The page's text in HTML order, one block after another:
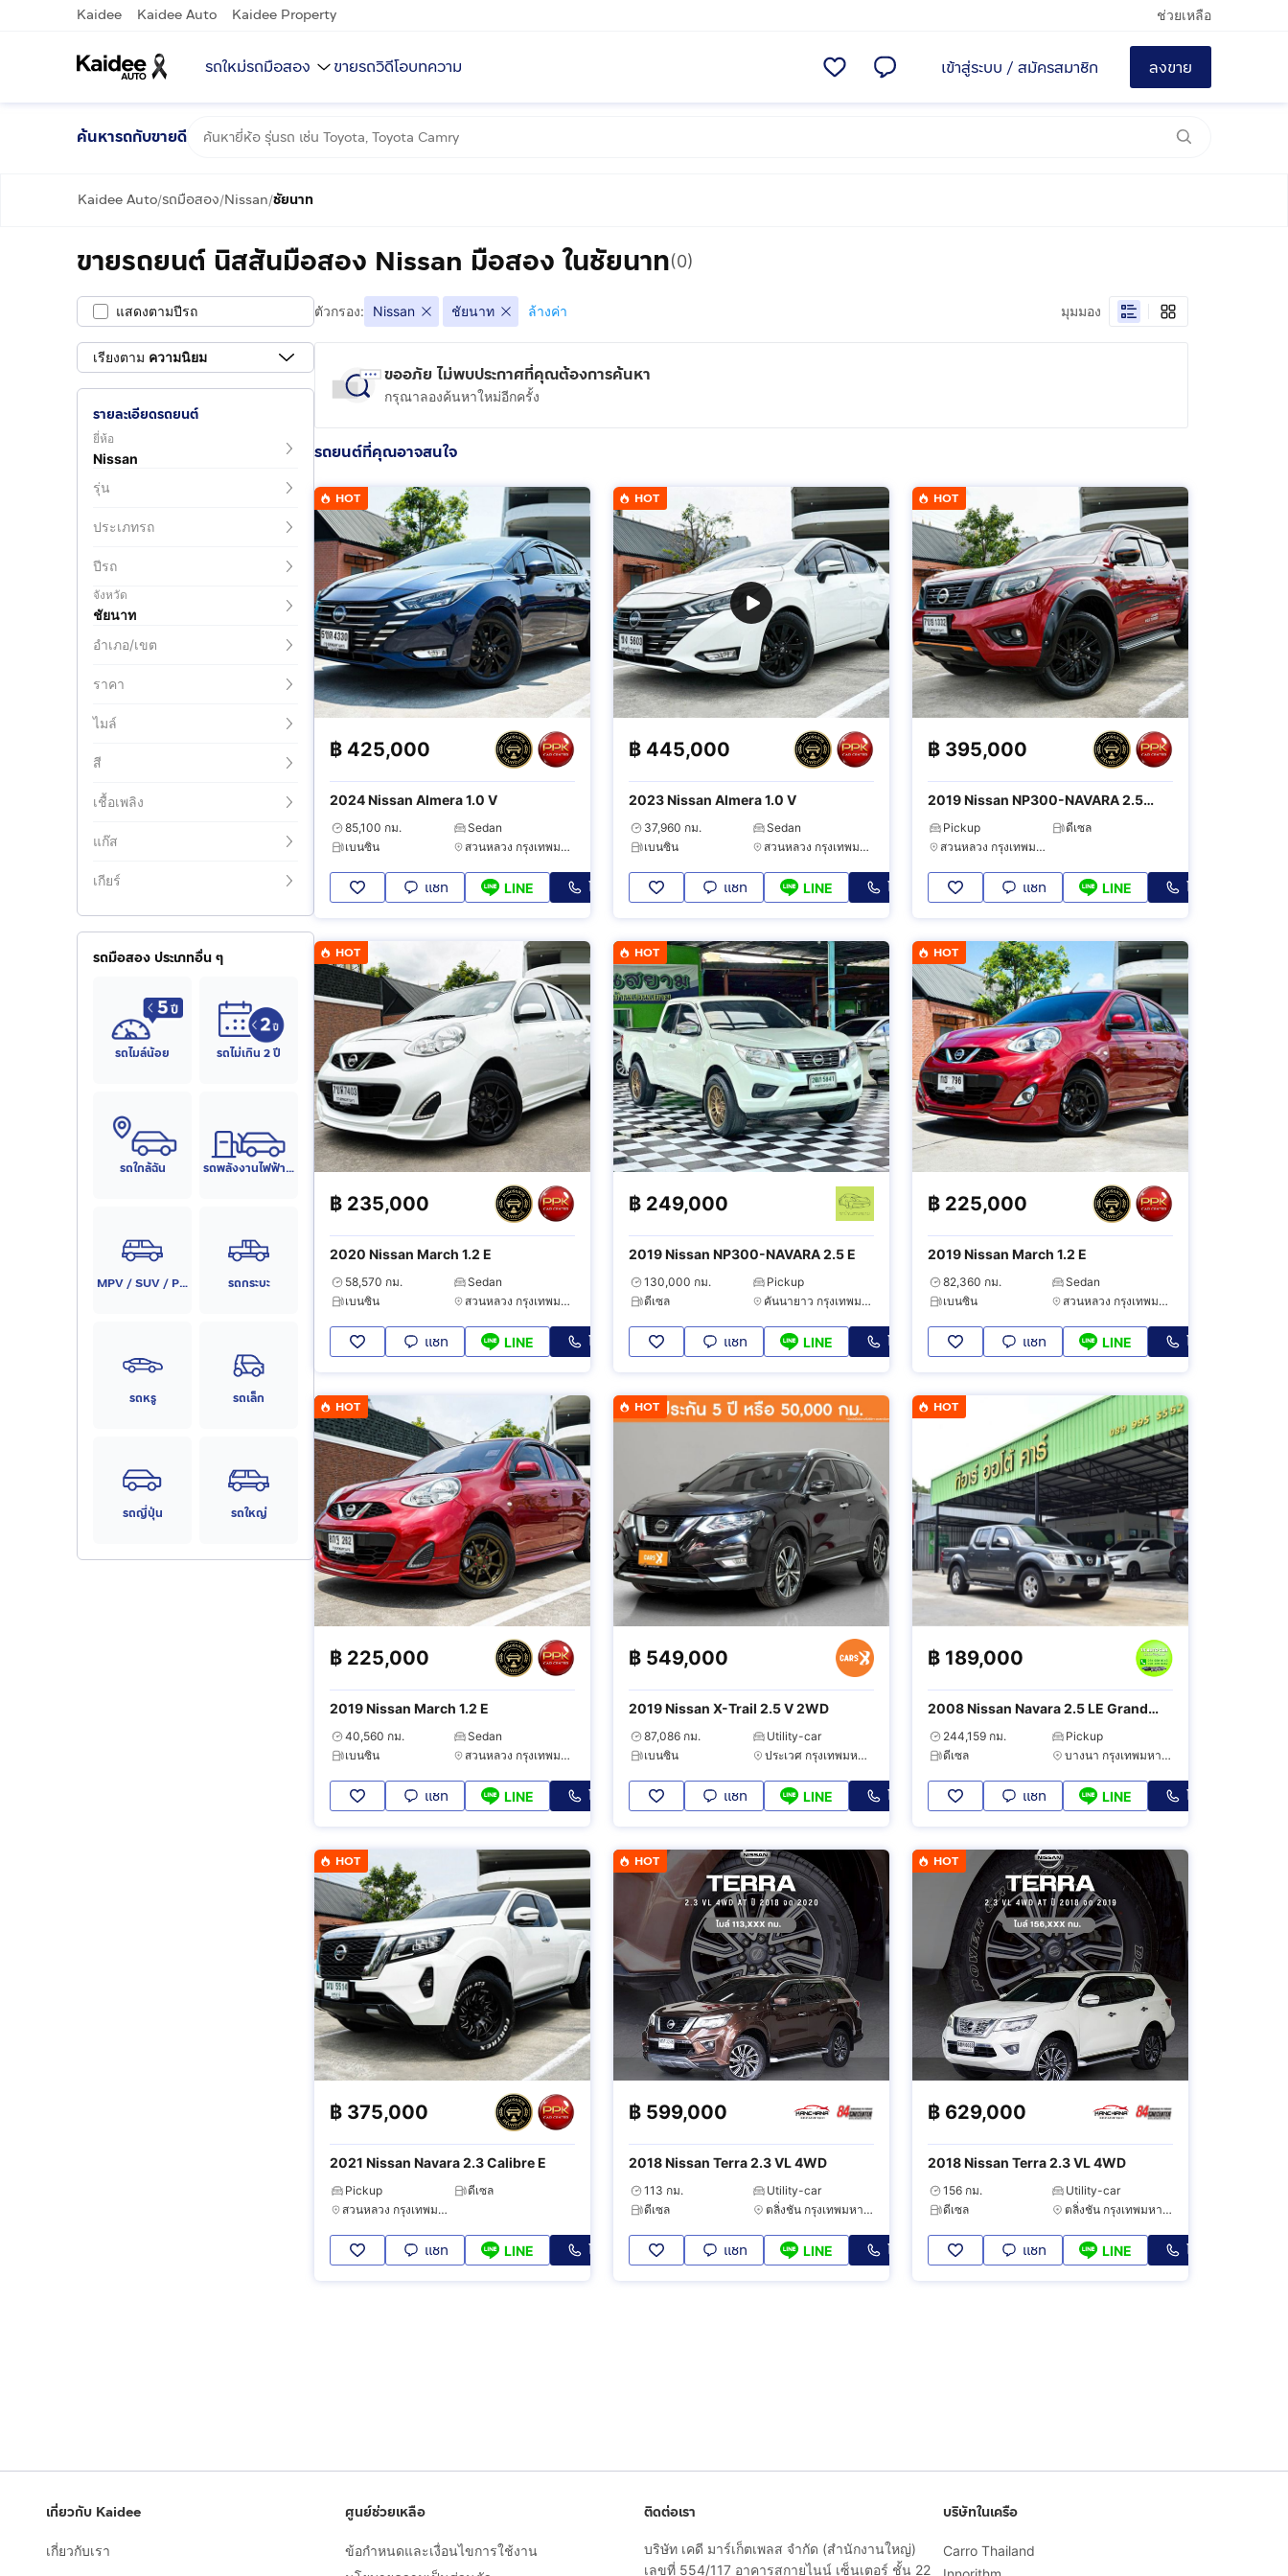
Kaidee Kaidee Auto Kaidee Property ช่วยเหลือ
รถใหม่รถมือสอง ขายรถวิดีโอบทความ เข้าสู่ระบบ / สมัครสมาชิก ลงขาย
ค้นหารถกับขายดี
Kaidee Auto/รถมือสอง/Nissan/ชัยนาท
ขายรถยนต์ นิสสันมือสอง Nissan มือสอง ในชัยนาท(0)
แสดงตามปีรถ
เรียงตาม ความนิยม
รายละเอียดรถยนต์
ยี่ห้อ
Nissan
รุ่น
ประเภทรถ
ปีรถ
จังหวัด
ชัยนาท
อำเภอ/เขต
ราคา
ไมล์
สี
เชื้อเพลิง
แก๊ส
เกียร์
รถมือสอง ประเภทอื่น ๆ
รถไมล์น้อย รถไม่เกิน 2 ปี
รถใกล้ฉัน รถพลังงานไฟฟ้า (EV)
MPV / SUV / PPV รถกระบะ
รถหรู รถเล็ก
รถญี่ปุ่น รถใหญ่
ตัวกรอง: Nissan ชัยนาท ล้างค่า มุมมอง
ขออภัย ไม่พบประกาศที่คุณต้องการค้นหา
กรุณาลองค้นหาใหม่อีกครั้ง
รถยนต์ที่คุณอาจสนใจ
HOT
฿ 425,000
2024 Nissan Almera 1.0 V
85,100 กม.
Sedan
เบนซิน
สวนหลวง กรุงเทพมหานคร
แชท LINE โทร
HOT
฿ 445,000
2023 Nissan Almera 1.0 V
37,960 กม.
Sedan
เบนซิน
สวนหลวง กรุงเทพมหานคร
แชท LINE โทร
HOT
฿ 395,000
2019 Nissan NP300-NAVARA 2.5
Calibre E Black Edition
Pickup
ดีเซล
สวนหลวง กรุงเทพมหานคร
แชท LINE โทร
HOT
฿ 235,000
2020 Nissan March 1.2 E
58,570 กม.
Sedan
เบนซิน
สวนหลวง กรุงเทพมหานคร
แชท LINE โทร
HOT
฿ 249,000
2019 Nissan NP300-NAVARA 2.5 E
130,000 กม.
Pickup
ดีเซล
คันนายาว กรุงเทพมหานคร
แชท LINE โทร
HOT
฿ 225,000
2019 Nissan March 1.2 E
82,360 กม.
Sedan
เบนซิน
สวนหลวง กรุงเทพมหานคร
แชท LINE โทร
HOT
฿ 225,000
2019 Nissan March 1.2 E
40,560 กม.
Sedan
เบนซิน
สวนหลวง กรุงเทพมหานคร
แชท LINE โทร
HOT
฿ 549,000
2019 Nissan X-Trail 2.5 V 2WD
87,086 กม.
Utility-car
เบนซิน
ประเวศ กรุงเทพมหานคร
แชท LINE โทร
HOT
฿ 189,000
2008 Nissan Navara 2.5 LE Grand
Titatium
244,159 กม.
Pickup
ดีเซล
บางนา กรุงเทพมหานคร
แชท LINE โทร
HOT
฿ 375,000
2021 Nissan Navara 2.3 Calibre E
Pickup
ดีเซล
สวนหลวง กรุงเทพมหานคร
แชท LINE โทร
HOT
฿ 599,000
2018 Nissan Terra 2.3 VL 4WD
113 กม.
Utility-car
ดีเซล
ตลิ่งชัน กรุงเทพมหานคร
แชท LINE โทร
HOT
฿ 629,000
2018 Nissan Terra 2.3 VL 4WD
156 กม.
Utility-car
ดีเซล
ตลิ่งชัน กรุงเทพมหานคร
แชท LINE โทร
เกี่ยวกับ Kaidee
เกี่ยวกับเรา
ศูนย์ช่วยเหลือ
ข้อกำหนดและเงื่อนไขการใช้งาน
ติดต่อเรา
บริษัท เคดี มาร์เก็ตเพลส จำกัด (สำนักงานใหญ่)
เลขที่ 554/117 อาคารสกายไนน์ เซ็นเตอร์ ชั้น 22
บริษัทในเครือ
Carro Thailand